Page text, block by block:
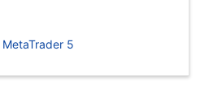
MetaTrader 5